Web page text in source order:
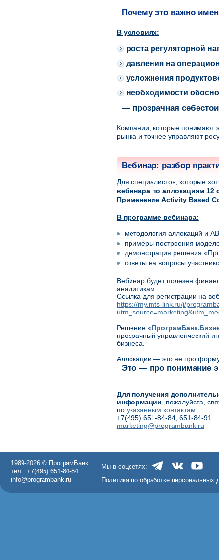
Почему это важно
В условиях:
роста регуляторной
давления на
усложнения
необходимости
— прозрачная
Компании, которые понимают
рынка и точнее управляют
Вебинар: разбор
Для специалистов, которые
вебинара по аллокациям12
Применение Activity Based
В программе вебинара:
методология аллокаций и
примеры построения
демонстрация решения
ответы на вопросы
Вебинар будет полезен
аналитикам.
Ссылка для регистрации на
https://my.mts-link.ru/j/
Решение «
прозрачный управленческий
бизнеса.
Аллокации — это не про
Это — про понимание
Для получения
информации , пожалуйста,
по указанным контактам:
+7(495) 651-84-84, 651-84-91
marketing@programbank.ru
1989-2026 © ПрограмБанк
тел.: +7(495) 651-84-84
info@programbank.ru
Мы в соцсетях:
Политика по обработке персональных